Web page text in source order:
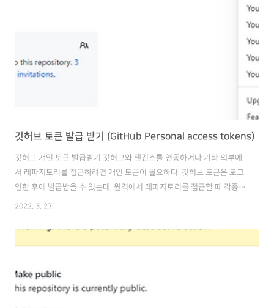
깃허브 토큰 발급 받기 (GitHub Personal access tokens)
깃허브 개인 토큰 발급받기 깃허브와 젠킨스를 연동하거나 기타 외부에
서 레파지토리를 접근하려면 개인 토큰이 필요하다. 깃허브 토큰은 로그
인한 후에 발급받을 수 있는데, 원격에서 레파지토리를 접근할 때 각종
권한을 제어하고, 권한에 유효 기간을 두는 목적으로 사용한다. 로그인한
settings' 클릭 'Personal access token' 클릭 이제 'Generate the
token'을 클릭한다. 밑에 나온 두 개의 토큰은 기존에 발급받았기 때문에
다. (옵셔널 한 값이다.) 밑에 'Expiration day'는 유효 일자 설정하는 기
능인데, ..
2022. 3. 27.